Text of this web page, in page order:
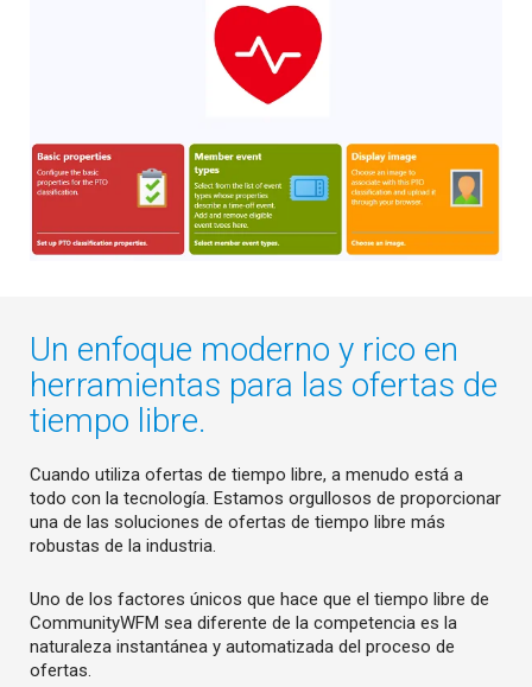
Un enfoque moderno y rico en
herramientas para las ofertas de
tiempo libre.
Cuando utiliza ofertas de tiempo libre, a menudo está a
todo con la tecnología. Estamos orgullosos de proporcionar
una de las soluciones de ofertas de tiempo libre más
robustas de la industria.
Uno de los factores únicos que hace que el tiempo libre de
CommunityWFM sea diferente de la competencia es la
naturaleza instantánea y automatizada del proceso de
ofertas.